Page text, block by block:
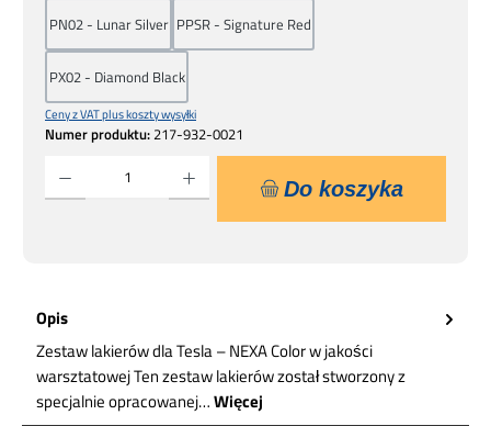
Ceny z VAT plus koszty wysyłki
Numer produktu:217-932-0021
PN02 - Lunar Silver PPSR - Signature Red
PX02 - Diamond Black
Do koszyka
Opis
Zestaw lakierów dla Tesla – NEXA Color w jakości
warsztatowej Ten zestaw lakierów został stworzony z
specjalnie opracowanej…Więcej